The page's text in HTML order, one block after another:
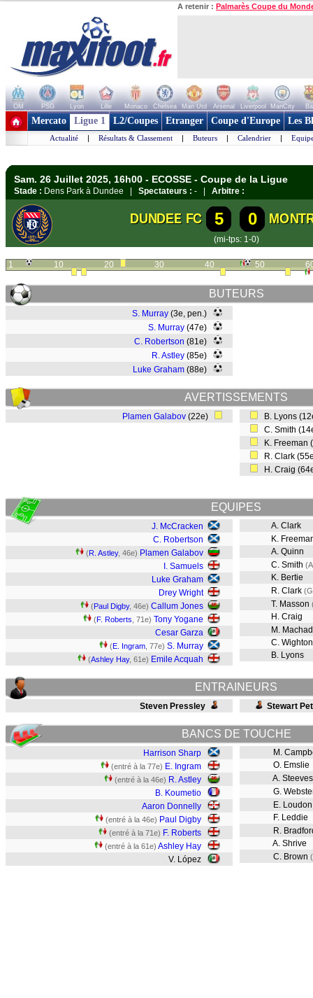
A retenir : Palmarès Coupe du
OM PSG Lyon Lille Monaco Chelsea Man Utd Arsenal Liverpool ManCity
+ de clubs
Mercato Ligue 1 L2/Coupes Etranger Coupe d'Europe Les
Actualité | Résultats & Classement | Buteurs | Calendrier |
Sam. 26 Juillet 2025, 16h00 - ECOSSE - Coupe de la Ligue
Stade : Dens Park à Dundee | Spectateurs : - | Arbitre :
DUNDEE FC 5 0
(mi-tps: 1-0)
1 10 20 30 40 50
BUTEURS
S. Murray (3e, pen.)
S. Murray (47e)
C. Robertson (81e)
R. Astley (85e)
Luke Graham (88e)
AVERTISSEMENTS
Plamen Galabov (22e)
B. Lyons
C. Smith
K. Freeman
R. Clark
H. Craig
EQUIPES
J. McCracken
C. Robertson
(R. Astley, 46e) Plamen Galabov
I. Samuels
Luke Graham
Drey Wright
(Paul Digby, 46e) Callum Jones
(F. Roberts , 71e) Tony Yogane
Cesar Garza
(E. Ingram , 77e) S. Murray
(Ashley Hay, 61e) Emile Acquah
A. Clark
K.
A. Quinn
C. Smith
K. Bertie
R. Clark
T. Masson
H. Craig
M.
C. Wighton
B. Lyons
ENTRAINEURS
Steven Pressley Stewart
BANCS DE TOUCHE
Harrison Sharp
(entré à la 77e) E. Ingram
(entré à la 46e) R. Astley
B. Koumetio
Aaron Donnelly
(entré à la 46e) Paul Digby
(entré à la 71e) F. Roberts
(entré à la 61e) Ashley Hay
V. López
M.
O. Emslie
A.
G.
E.
F. Leddie
R.
A. Shrive
C. Brown